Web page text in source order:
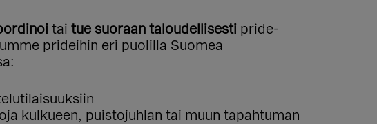
tai tue suoraan taloudellisesti pride-
prideihin eri puolilla Suomea
kulkueen, puistojuhlan tai muun tapahtuman